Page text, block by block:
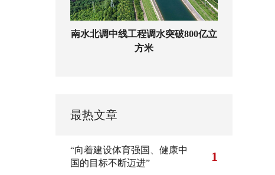
南水北调中线工程调水突破800亿立
方米
最热文章
“向着建设体育强国、健康中
国的目标不断迈进”
1